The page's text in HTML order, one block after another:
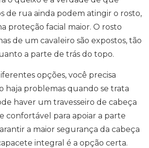
de rua ainda podem atingir o rosto,
proteção facial maior. O rosto
de um cavaleiro são expostos, tão
a parte de trás do topo.
opções, você precisa
haja problemas quando se trata
haver um travesseiro de cabeça
confortável para apoiar a parte
a maior segurança da cabeça
integral é a opção certa.